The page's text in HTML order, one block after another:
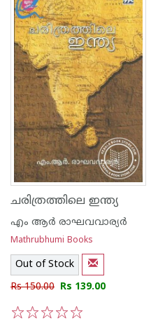
ചരിത്രത്തിലെ ഇന്ത്യ
എം ആര്‍ രാഘവവാര്യര്‍
Mathrubhumi Books
Out of Stock
Rs 150.00 Rs 139.00